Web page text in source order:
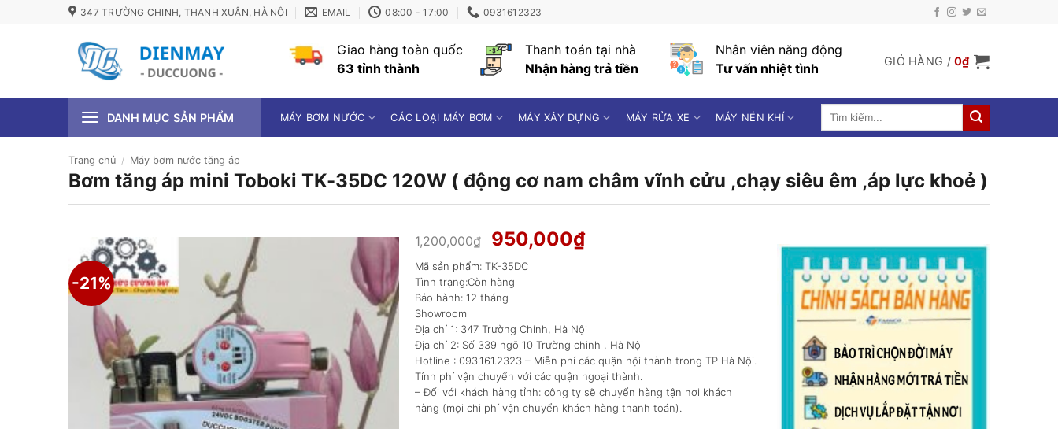
347 TRƯỜNG CHINH, THANH XUÂN, HÀ NỘI EMAIL 08:00 - 17:00 0931612323
Giao hàng toàn quốc
63 tỉnh thành
Thanh toán tại nhà
Nhận hàng trả tiền
Nhân viên năng động
Tư vấn nhiệt tình
GIỎ HÀNG /0₫
DANH MỤC SẢN PHẨM MÁY BƠM NƯỚC CÁC LOẠI MÁY BƠM MÁY XÂY DỰNG MÁY RỬA XE MÁY NÉN KHÍ
Tìm
Trang chủ / Máy bơm nước tăng áp
Bơm tăng áp mini Toboki TK-35DC 120W ( động cơ nam châm vĩnh cửu ,chạy siêu êm ,áp lực khoẻ )
-21%
1,200,000₫
Giá
gốc
là:
1,200,000₫.
950,000₫Giá
Mã sản phẩm: TK-35DC
Tình trạng:Còn hàng
Bảo hành: 12 tháng
Showroom
Địa chỉ 1: 347 Trường Chinh, Hà Nội
Địa chỉ 2: Số 339 ngõ 10 Trường chinh , Hà Nội
Hotline : 093.161.2323 – Miễn phí các quận nội thành trong TP Hà Nội.
Tính phí vận chuyển với các quận ngoại thành.
– Đối với khách hàng tỉnh: công ty sẽ chuyển hàng tận nơi khách
hàng (mọi chi phí vận chuyển khách hàng thanh toán).